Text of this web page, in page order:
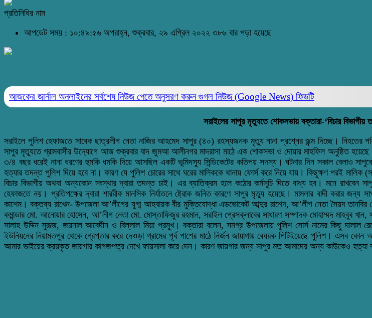
প্রতিনিধির নাম
আপডেট সময় : ১০:৪৯:৫৬ অপরাহ্ন, শুক্রবার, ২৯ এপ্রিল ২০২২ ৩৮৬ বার পড়া হয়েছে
আজকের জার্নাল অনলাইনের সর্বশেষ নিউজ পেতে অনুসরণ করুনগুগল নিউজ (Google News) ফিডটি
সরাইলের সাপুর মৃত্যুতে শোকসভায় বক্তারা-‘বিচার বিভাগীয়
সরাইলে পুলিশ হেফাজতে সাবেক ছাত্রলীগ নেতা নাজির আহমেদ সাপুর (৪০) রহস্যজনক মৃত্যু নানা প্রশ্নের জন্ম দিচ্ছে। নিহতের
সাপুর মৃত্যুতে গ্রামবাসীর উদ্যোগে আজ শুক্রবার বাদ জুমআ আলীনগর মাদরাসা মাঠে এক শোকসভা ও দোয়ার মাহফিল অনুষ্ঠিত
৩/৪ বছর ধরেই নানা ধরণের হুমকি ধমকি দিয়ে আসছিল একটি ভূমিদস্যু সিন্ডিকেটের কতিপয় সদস্য। ঘটনার দিন সকাল বেলাও
হত্যার তদন্ত পুলিশ দিয়ে হবে না। কারণ যে পুলিশ চোরের সাথে ঘরের মালিককে থানায় ফোর্স করে নিয়ে যায়। কিছুক্ষণ পরই
বিচার বিভাগীয় অথবা অন্যকোন সংস্থার দ্বারা তদন্ত চাই। এর ব্যাতিক্রম হলে কঠোর কর্মসূচি দিতে বাধ্য হব। মনে রাখবেন
হেফাজতে নয়। প্রতিপক্ষের দ্বারা শাররীক মানসিক নির্যাতনে ষ্ট্রোক জনিত কারণে সাপুর মৃত্যু হয়েছে। মামলার বাদী করার
কাশেম। বক্তব্য রাখেন- উপজেলা আ’লীগের যুগ্ম আহবায়ক বীর মুক্তিযোদ্ধা এডভোকেট আব্দুর রাশেদ, আ’লীগ নেতা সৈয়দ তানবির
কমান্ডার মো. আনোয়ার হোসেন, আ’লীগ নেতা মো. মোস্তাফিজুর রহমান, সরাইল প্রেসক্লাবের সাধারণ সম্পাদক মোহাম্মদ মাহবুব
সালাহ উদ্দিন সুরূজ, জয়নাল আবেদীন ও বিল্লাল মিয়া প্রমূখ। বক্তারা বলেন, সমগ্র উপজেলায় পুলিশ সোর্স নামের কিছু দালাল
ইউনিয়নের নিয়ামতপুর থেকে গ্রেপ্তার করে দেওড়া গ্রামের পূর্ব পাশের মাঠে নির্জন জায়াগায় বেধরক পিটিইয়েছে পুলিশ।
আমার ভাইয়ের ক্রয়কৃত জায়গার কাগজপত্র দেখে ফায়সালা করে দেন। কারণ জায়গার জন্য সাপুর মত আমাদের অন্য কাউকেও হত্যা